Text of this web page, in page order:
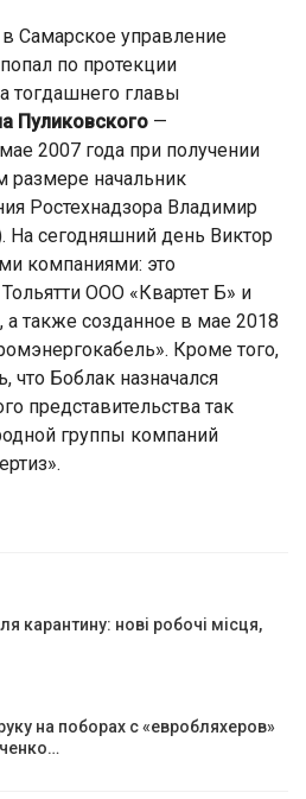
Самарское управление
по протекции
тогдашнего главы
Пуликовского —
2007 года при получении
размере начальник
Ростехнадзора Владимир
сегодняшний день Виктор
компаниями: это
ООО «Квартет Б» и
также созданное в мае 2018
Кроме того,
что Боблак назначался
представительства так
группы компаний
карантину: нові робочі місця,
на поборах с «евробляхеров»